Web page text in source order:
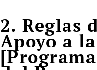
2. Reglas
Apoyo a